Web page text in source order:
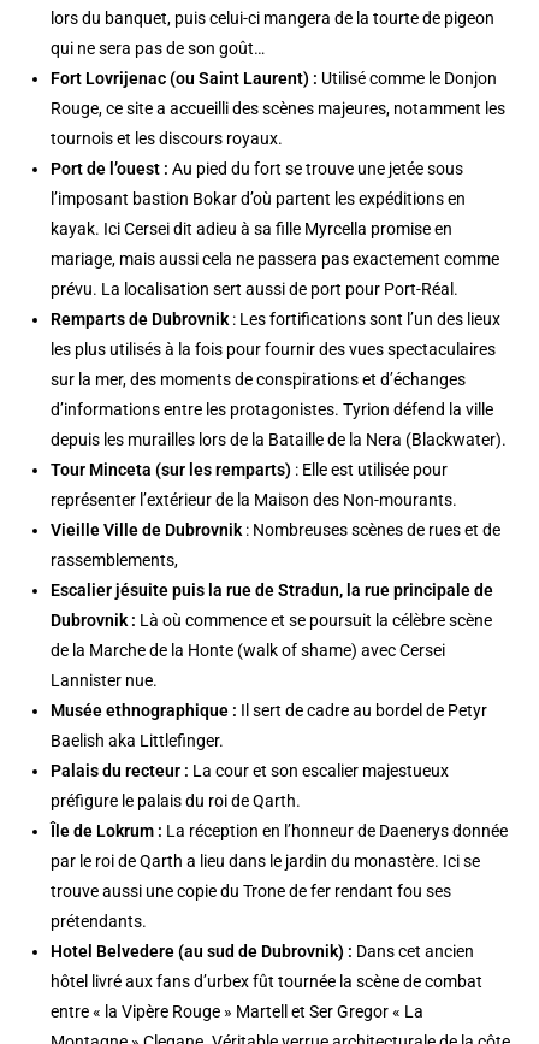
lors du banquet, puis celui-ci mangera de la tourte de pigeon
qui ne sera pas de son goût…
Fort Lovrijenac (ou Saint Laurent) : Utilisé comme le Donjon
Rouge, ce site a accueilli des scènes majeures, notamment les
tournois et les discours royaux.
Port de l’ouest :Au pied du fort se trouve une jetée sous
l’imposant bastion Bokar d’où partent les expéditions en
kayak. Ici Cersei dit adieu à sa fille Myrcella promise en
mariage, mais aussi cela ne passera pas exactement comme
prévu. La localisation sert aussi de port pour Port-Réal.
Remparts de Dubrovnik : Les fortifications sont l’un des lieux
les plus utilisés à la fois pour fournir des vues spectaculaires
sur la mer, des moments de conspirations et d’échanges
d’informations entre les protagonistes. Tyrion défend la ville
depuis les murailles lors de la Bataille de la Nera (Blackwater).
Tour Minceta (sur les remparts) : Elle est utilisée pour
représenter l’extérieur de la Maison des Non-mourants.
Vieille Ville de Dubrovnik : Nombreuses scènes de rues et de
rassemblements,
Escalier jésuite puis la rue de Stradun, la rue principale de
Dubrovnik : Là où commence et se poursuit la célèbre scène
de la Marche de la Honte (walk of shame) avec Cersei
Lannister nue.
Musée ethnographique : Il sert de cadre au bordel de Petyr
Baelish aka Littlefinger.
Palais du recteur : La cour et son escalier majestueux
préfigure le palais du roi de Qarth.
Île de Lokrum : La réception en l’honneur de Daenerys donnée
par le roi de Qarth a lieu dans le jardin du monastère. Ici se
trouve aussi une copie du Trone de fer rendant fou ses
prétendants.
Hotel Belvedere (au sud de Dubrovnik) : Dans cet ancien
hôtel livré aux fans d’urbex fût tournée la scène de combat
entre « la Vipère Rouge » Martell et Ser Gregor « La